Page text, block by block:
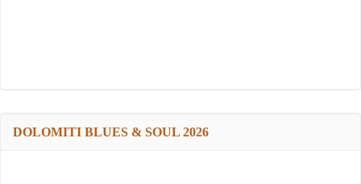
DOLOMITI BLUES & SOUL 2026